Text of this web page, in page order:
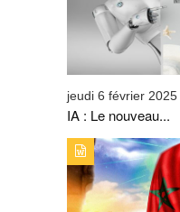
jeudi 6 février 2025
IA : Le nouveau...
TYPE DE
CAN 2025
TOURISTIQUE